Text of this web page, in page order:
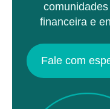
financeira e
Fale com